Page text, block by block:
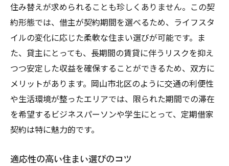
住み替えが求められることも珍しくありません。この契
約形態では、借主が契約期間を選べるため、ライフスタ
イルの変化に応じた柔軟な住まい選びが可能です。ま
た、貸主にとっても、長期間の賃貸に伴うリスクを抑え
つつ安定した収益を確保することができるため、双方に
メリットがあります。岡山市北区のように交通の利便性
や生活環境が整ったエリアでは、限られた期間での滞在
を希望するビジネスパーソンや学生にとって、定期借家
契約は特に魅力的です。
適応性の高い住まい選びのコツ